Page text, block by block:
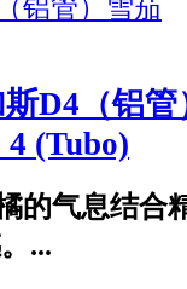
D4（铝管
4 (Tubo)
的气息结合
...